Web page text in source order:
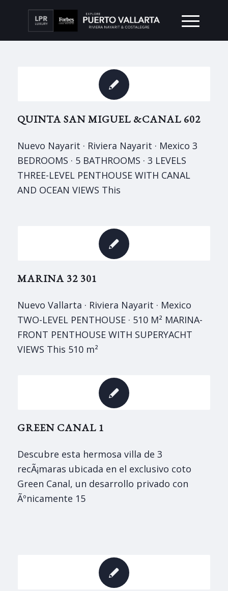
QUINTA SAN MIGUEL &CANAL 602
Nuevo Nayarit · Riviera Nayarit · Mexico 3
BEDROOMS · 5 BATHROOMS · 3 LEVELS
THREE-LEVEL PENTHOUSE WITH CANAL
AND OCEAN VIEWS This
MARINA 32 301
Nuevo Vallarta · Riviera Nayarit · Mexico
TWO-LEVEL PENTHOUSE · 510 M² MARINA-
FRONT PENTHOUSE WITH SUPERYACHT
VIEWS This 510 m²
GREEN CANAL 1
Descubre esta hermosa villa de 3
recÃ¡maras ubicada en el exclusivo coto
Green Canal, un desarrollo privado con
Ãºnicamente 15